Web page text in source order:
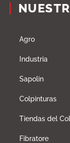
Agro
Industria
Sapolin
Colpinturas
Tiendas del
Fibratore